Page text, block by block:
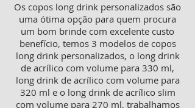
Os copos long drink personalizados são
uma ótima opção para quem procura
um bom brinde com excelente custo
benefício, temos 3 modelos de copos
long drink personalizados, o long drink
de acrílico com volume para 330 ml,
long drink de acrílico com volume para
320 ml e o long drink de acrílico slim
com volume para 270 ml, trabalhamos